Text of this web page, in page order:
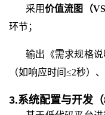
采用价值流图（
环节；
输出《需求规格
（如响应时间≤2秒）
3.系统配置与开发（